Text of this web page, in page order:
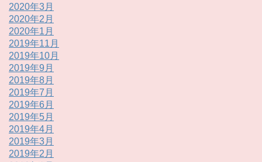
2020年3月
2020年2月
2020年1月
2019年11月
2019年10月
2019年9月
2019年8月
2019年7月
2019年6月
2019年5月
2019年4月
2019年3月
2019年2月